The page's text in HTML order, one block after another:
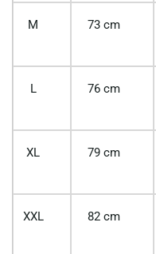
M 73 cm
L 76 cm
XL 79 cm
XXL 82 cm